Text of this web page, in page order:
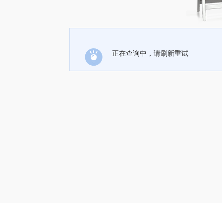
正在查询中，请刷新重试